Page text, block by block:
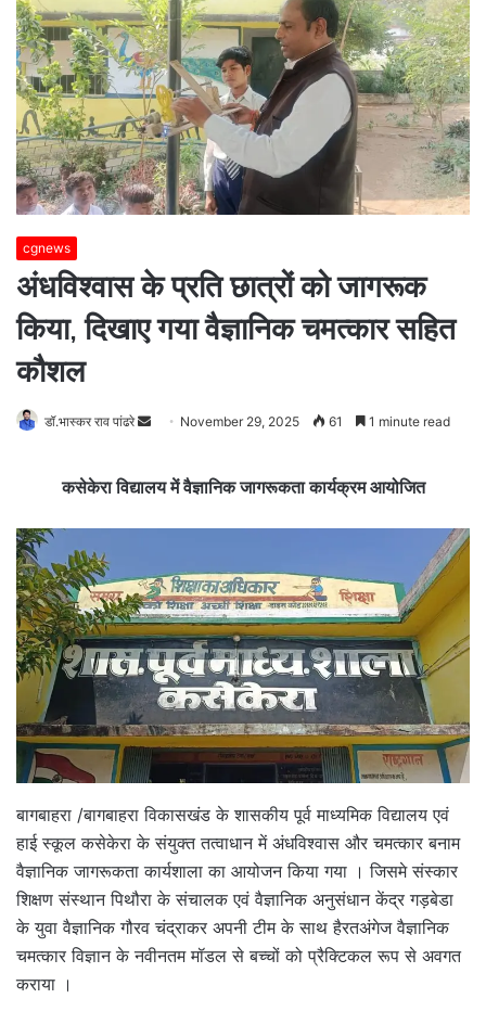
cgnews
अंधविश्वास के प्रति छात्रों को जागरूक
किया, दिखाए गया वैज्ञानिक चमत्कार सहित
कौशल
डॉ.भास्कर राव पांढरे
Send November 29, 2025 61 1 minute read
कसेकेरा विद्यालय में वैज्ञानिक जागरूकता कार्यक्रम आयोजित
बागबाहरा /बागबाहरा विकासखंड के शासकीय पूर्व माध्यमिक विद्यालय एवं
हाई स्कूल कसेकेरा के संयुक्त तत्वाधान में अंधविश्वास और चमत्कार बनाम
वैज्ञानिक जागरूकता कार्यशाला का आयोजन किया गया । जिसमे संस्कार
शिक्षण संस्थान पिथौरा के संचालक एवं वैज्ञानिक अनुसंधान केंद्र गड़बेडा
के युवा वैज्ञानिक गौरव चंद्राकर अपनी टीम के साथ हैरतअंगेज वैज्ञानिक
चमत्कार विज्ञान के नवीनतम मॉडल से बच्चों को प्रैक्टिकल रूप से अवगत
कराया ।